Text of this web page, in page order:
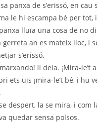
panxa de s’erissó, en cau
le hi escampa bé per tot,
lluïa una cosa de no
gerreta an es mateix lloc, i
s’erissó.
li deia. ¡Mira-le’t
ets uis ¡mira-le’t bé, i hu
se despert, la se mira, i com
quedar sensa polsos.